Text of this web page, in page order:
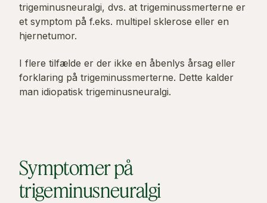
trigeminusneuralgi, dvs. at trigeminussmerterne er
et symptom på f.eks. multipel sklerose eller en
hjernetumor.
I flere tilfælde er der ikke en åbenlys årsag eller
forklaring på trigeminussmerterne. Dette kalder
man idiopatisk trigeminusneuralgi.
Symptomer på
trigeminusneuralgi